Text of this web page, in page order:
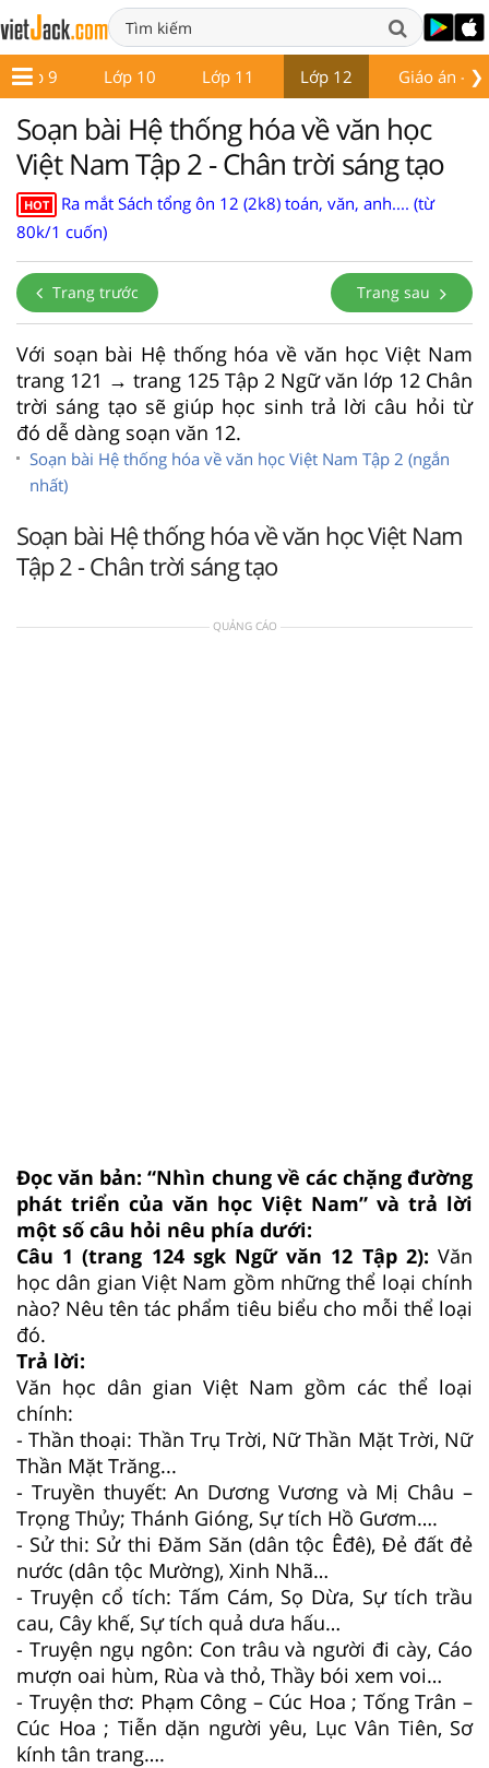
❯
Lớp 9 Lớp 10 Lớp 11 Lớp 12 Giáo án -
Soạn bài Hệ thống hóa về văn học
Việt Nam Tập 2 - Chân trời sáng tạo
HOT
Ra mắt Sách tổng ôn 12 (2k8) toán, văn, anh.... (từ
80k/1 cuốn)
Trang trước Trang sau
Với soạn bài Hệ thống hóa về văn học Việt Nam
trang 121 → trang 125 Tập 2 Ngữ văn lớp 12 Chân
trời sáng tạo sẽ giúp học sinh trả lời câu hỏi từ
đó dễ dàng soạn văn 12.
Soạn bài Hệ thống hóa về văn học Việt Nam Tập 2 (ngắn
nhất)
Soạn bài Hệ thống hóa về văn học Việt Nam
Tập 2 - Chân trời sáng tạo
QUẢNG CÁO
Đọc văn bản: “Nhìn chung về các chặng đường
phát triển của văn học Việt Nam” và trả lời
một số câu hỏi nêu phía dưới:
Câu 1 (trang 124 sgk Ngữ văn 12 Tập 2): Văn
học dân gian Việt Nam gồm những thể loại chính
nào? Nêu tên tác phẩm tiêu biểu cho mỗi thể loại
đó.
Trả lời:
Văn học dân gian Việt Nam gồm các thể loại
chính:
- Thần thoại: Thần Trụ Trời, Nữ Thần Mặt Trời, Nữ
Thần Mặt Trăng...
- Truyền thuyết: An Dương Vương và Mị Châu –
Trọng Thủy; Thánh Gióng, Sự tích Hồ Gươm….
- Sử thi: Sử thi Đăm Săn (dân tộc Êđê), Đẻ đất đẻ
nước (dân tộc Mường), Xinh Nhã…
- Truyện cổ tích: Tấm Cám, Sọ Dừa, Sự tích trầu
cau, Cây khế, Sự tích quả dưa hấu…
- Truyện ngụ ngôn: Con trâu và người đi cày, Cáo
mượn oai hùm, Rùa và thỏ, Thầy bói xem voi…
- Truyện thơ: Phạm Công – Cúc Hoa ; Tống Trân –
Cúc Hoa ; Tiễn dặn người yêu, Lục Vân Tiên, Sơ
kính tân trang….